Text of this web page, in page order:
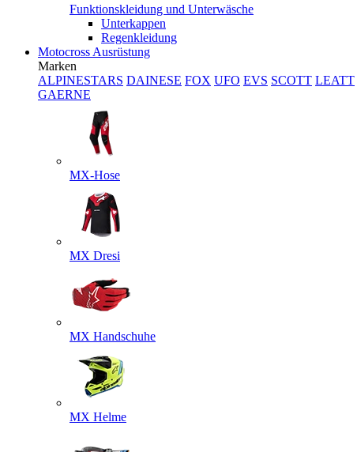
Funktionskleidung und Unterwäsche
Unterkappen
Regenkleidung
Motocross Ausrüstung
Marken
ALPINESTARS DAINESE FOX UFO EVS SCOTT LEATT
GAERNE
MX-Hose
MX Dresi
MX Handschuhe
MX Helme